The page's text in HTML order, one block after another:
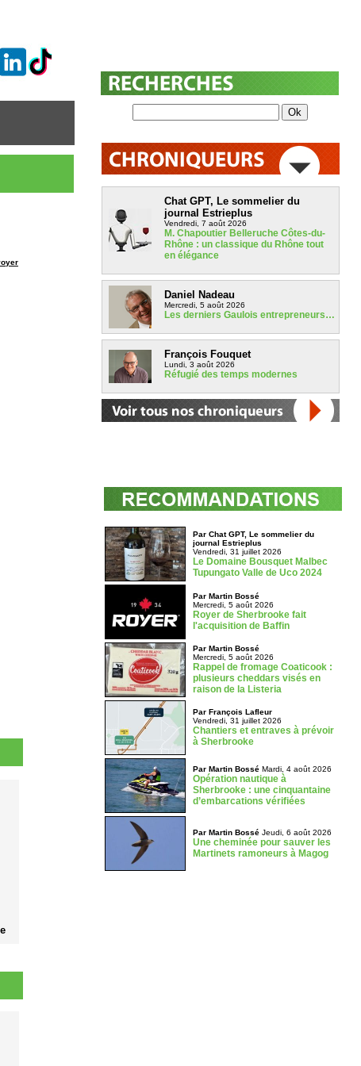
Chat GPT, Le sommelier du
journal Estrieplus
Vendredi, 7 août 2026
M. Chapoutier Belleruche Côtes-du-
Rhône : un classique du Rhône tout
en élégance
Daniel Nadeau
Mercredi, 5 août 2026
Les derniers Gaulois entrepreneurs…
François Fouquet
Lundi, 3 août 2026
Réfugié des temps modernes
Par Chat GPT, Le sommelier du
journal Estrieplus
Vendredi, 31 juillet 2026
Le Domaine Bousquet Malbec
Tupungato Valle de Uco 2024
Par Martin Bossé
Mercredi, 5 août 2026
Royer de Sherbrooke fait
l'acquisition de Baffin
Par Martin Bossé
Mercredi, 5 août 2026
Rappel de fromage Coaticook :
plusieurs cheddars visés en
raison de la Listeria
Par François Lafleur
Vendredi, 31 juillet 2026
Chantiers et entraves à prévoir
à Sherbrooke
Par Martin BosséMardi, 4 août 2026
Opération nautique à
Sherbrooke : une cinquantaine
d’embarcations vérifiées
Par Martin BosséJeudi, 6 août 2026
Une cheminée pour sauver les
Martinets ramoneurs à Magog